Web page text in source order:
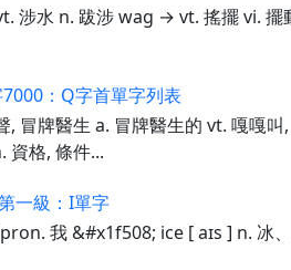
涉水 n. 跋涉 wag → vt. 搖擺 vi.
：Q字首單字列表
冒牌醫生 a. 冒牌醫生的 vt. 嘎嘎
格, 條件...
一級：I單字
我 &#x1f508; ice [ aɪs ] n. 冰